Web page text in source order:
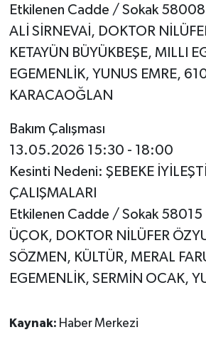
Etkilenen Cadde / Sokak
ALİ SİRNEVAİ, DOKTOR
KETAYÜN BÜYÜKBEŞE, MILLI
EGEMENLİK, YUNUS EMRE,
KARACAOĞLAN
Bakım Çalışması
13.05.2026 15:30 - 18:00
Kesinti Nedeni: ŞEBEKE
ÇALIŞMALARI
Etkilenen Cadde / Sokak 58015
ÜÇOK, DOKTOR NİLÜFER
SÖZMEN, KÜLTÜR, MERAL
EGEMENLİK, SERMİN OCAK,
Kaynak: Haber Merkezi